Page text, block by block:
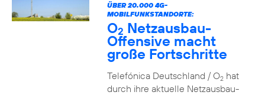
ÜBER 20.000 4G-
MOBILFUNKSTANDORTE:
O2 Netzausbau-
Offensive macht
große Fortschritte
Telefónica Deutschland / O2hat
durch ihre aktuelle Netzausbau-